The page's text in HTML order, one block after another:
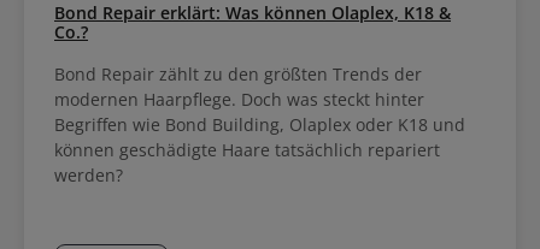
Bond Repair erklärt: Was können Olaplex, K18 &
Co.?
Bond Repair zählt zu den größten Trends der
modernen Haarpflege. Doch was steckt hinter
Begriffen wie Bond Building, Olaplex oder K18 und
können geschädigte Haare tatsächlich repariert
werden?